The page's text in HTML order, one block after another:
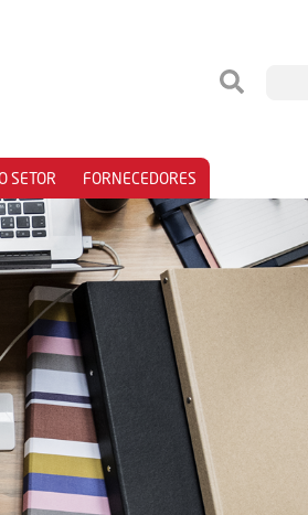
SETOR FORNECEDORES